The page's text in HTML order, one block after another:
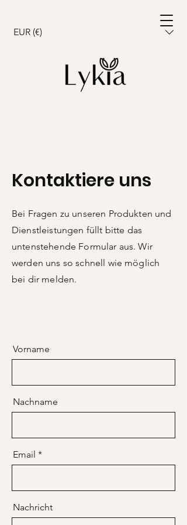
EUR (€)
Kontaktiere uns
Bei Fragen zu unseren Produkten und
Dienstleistungen füllt bitte das
untenstehende Formular aus. Wir
werden uns so schnell wie möglich
bei dir melden.
Vorname
Nachname
Email
Nachricht